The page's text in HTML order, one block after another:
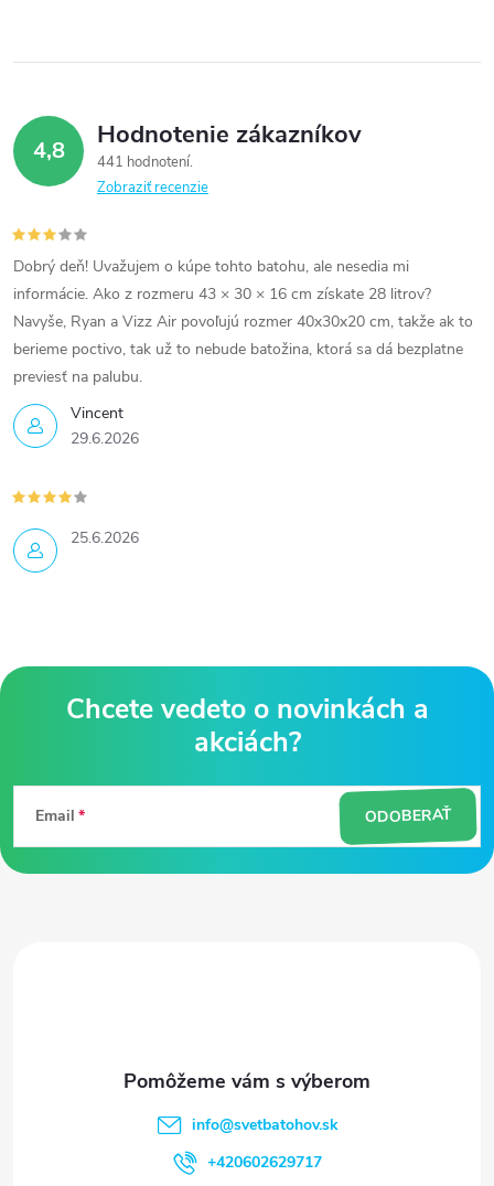
4,8 Hodnotenie zákazníkov
441 hodnotení
Zobraziť recenzie
Vincent
29.6.2026
Dobrý deň! Uvažujem o kúpe tohto batohu, ale nesedia mi
informácie. Ako z rozmeru 43 × 30 × 16 cm získate 28 litrov?
Navyše, Ryan a Vizz Air povoľujú rozmer 40x30x20 cm, takže ak to
berieme poctivo, tak už to nebude batožina, ktorá sa dá bezplatne
previesť na palubu.
25.6.2026
á
ä
Email ODOBERAŤ
info@svetbatohov.sk
+420602629717